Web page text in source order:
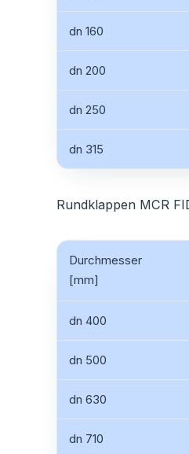
dn 160
dn 200
dn 250
dn 315
Rundklappen MCR
Durchmesser
[mm]
dn 400
dn 500
dn 630
dn 710